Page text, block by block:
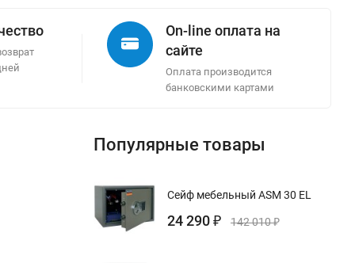
On-line оплата на
сайте
Оплата производится
банковскими картами
Популярные товары
Сейф мебельный ASM 30 EL
24 290 ₽ 142 010₽